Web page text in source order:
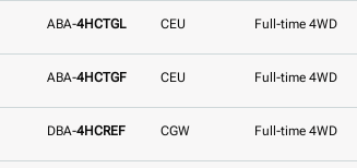
ABA-4HCTGL CEU Full-time 4WD
ABA-4HCTGF CEU Full-time 4WD
DBA-4HCREF CGW Full-time 4WD